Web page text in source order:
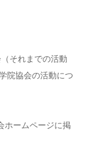
それまでの活動
院協会の活動につ
ホームページに掲